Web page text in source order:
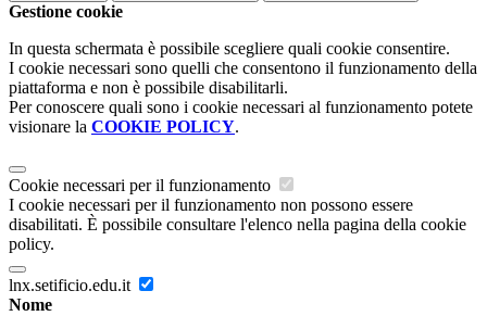
Gestione cookie
In questa schermata è possibile scegliere quali cookie consentire.
I cookie necessari sono quelli che consentono il funzionamento della
piattaforma e non è possibile disabilitarli.
Per conoscere quali sono i cookie necessari al funzionamento potete
visionare la COOKIE POLICY.
Cookie necessari per il funzionamento
I cookie necessari per il funzionamento non possono essere
disabilitati. È possibile consultare l'elenco nella pagina della cookie
policy.
lnx.setificio.edu.it
Nome